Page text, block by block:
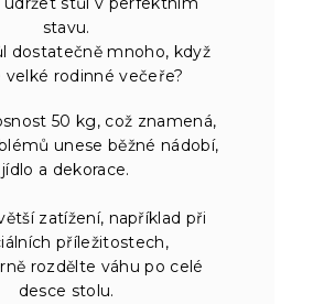
stavu.
dostatečně mnoho, když
rodinné večeře?
50 kg, což znamená,
unese běžné nádobí,
jídlo a dekorace.
zatížení, například při
příležitostech,
rozdělte váhu po celé
desce stolu.